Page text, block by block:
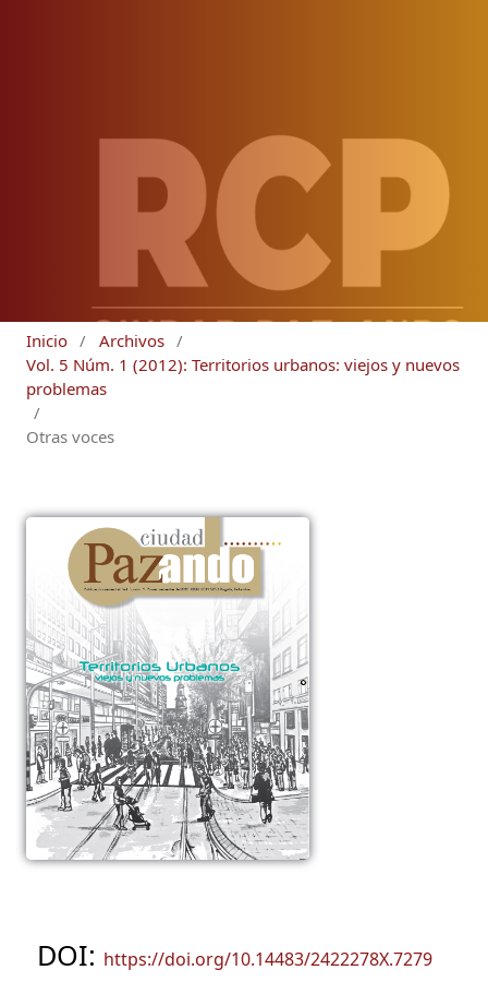
Inicio / Archivos /
Vol. 5 Núm. 1 (2012): Territorios urbanos: viejos y nuevos
problemas
/
Otras voces
DOI: https://doi.org/10.14483/2422278X.7279